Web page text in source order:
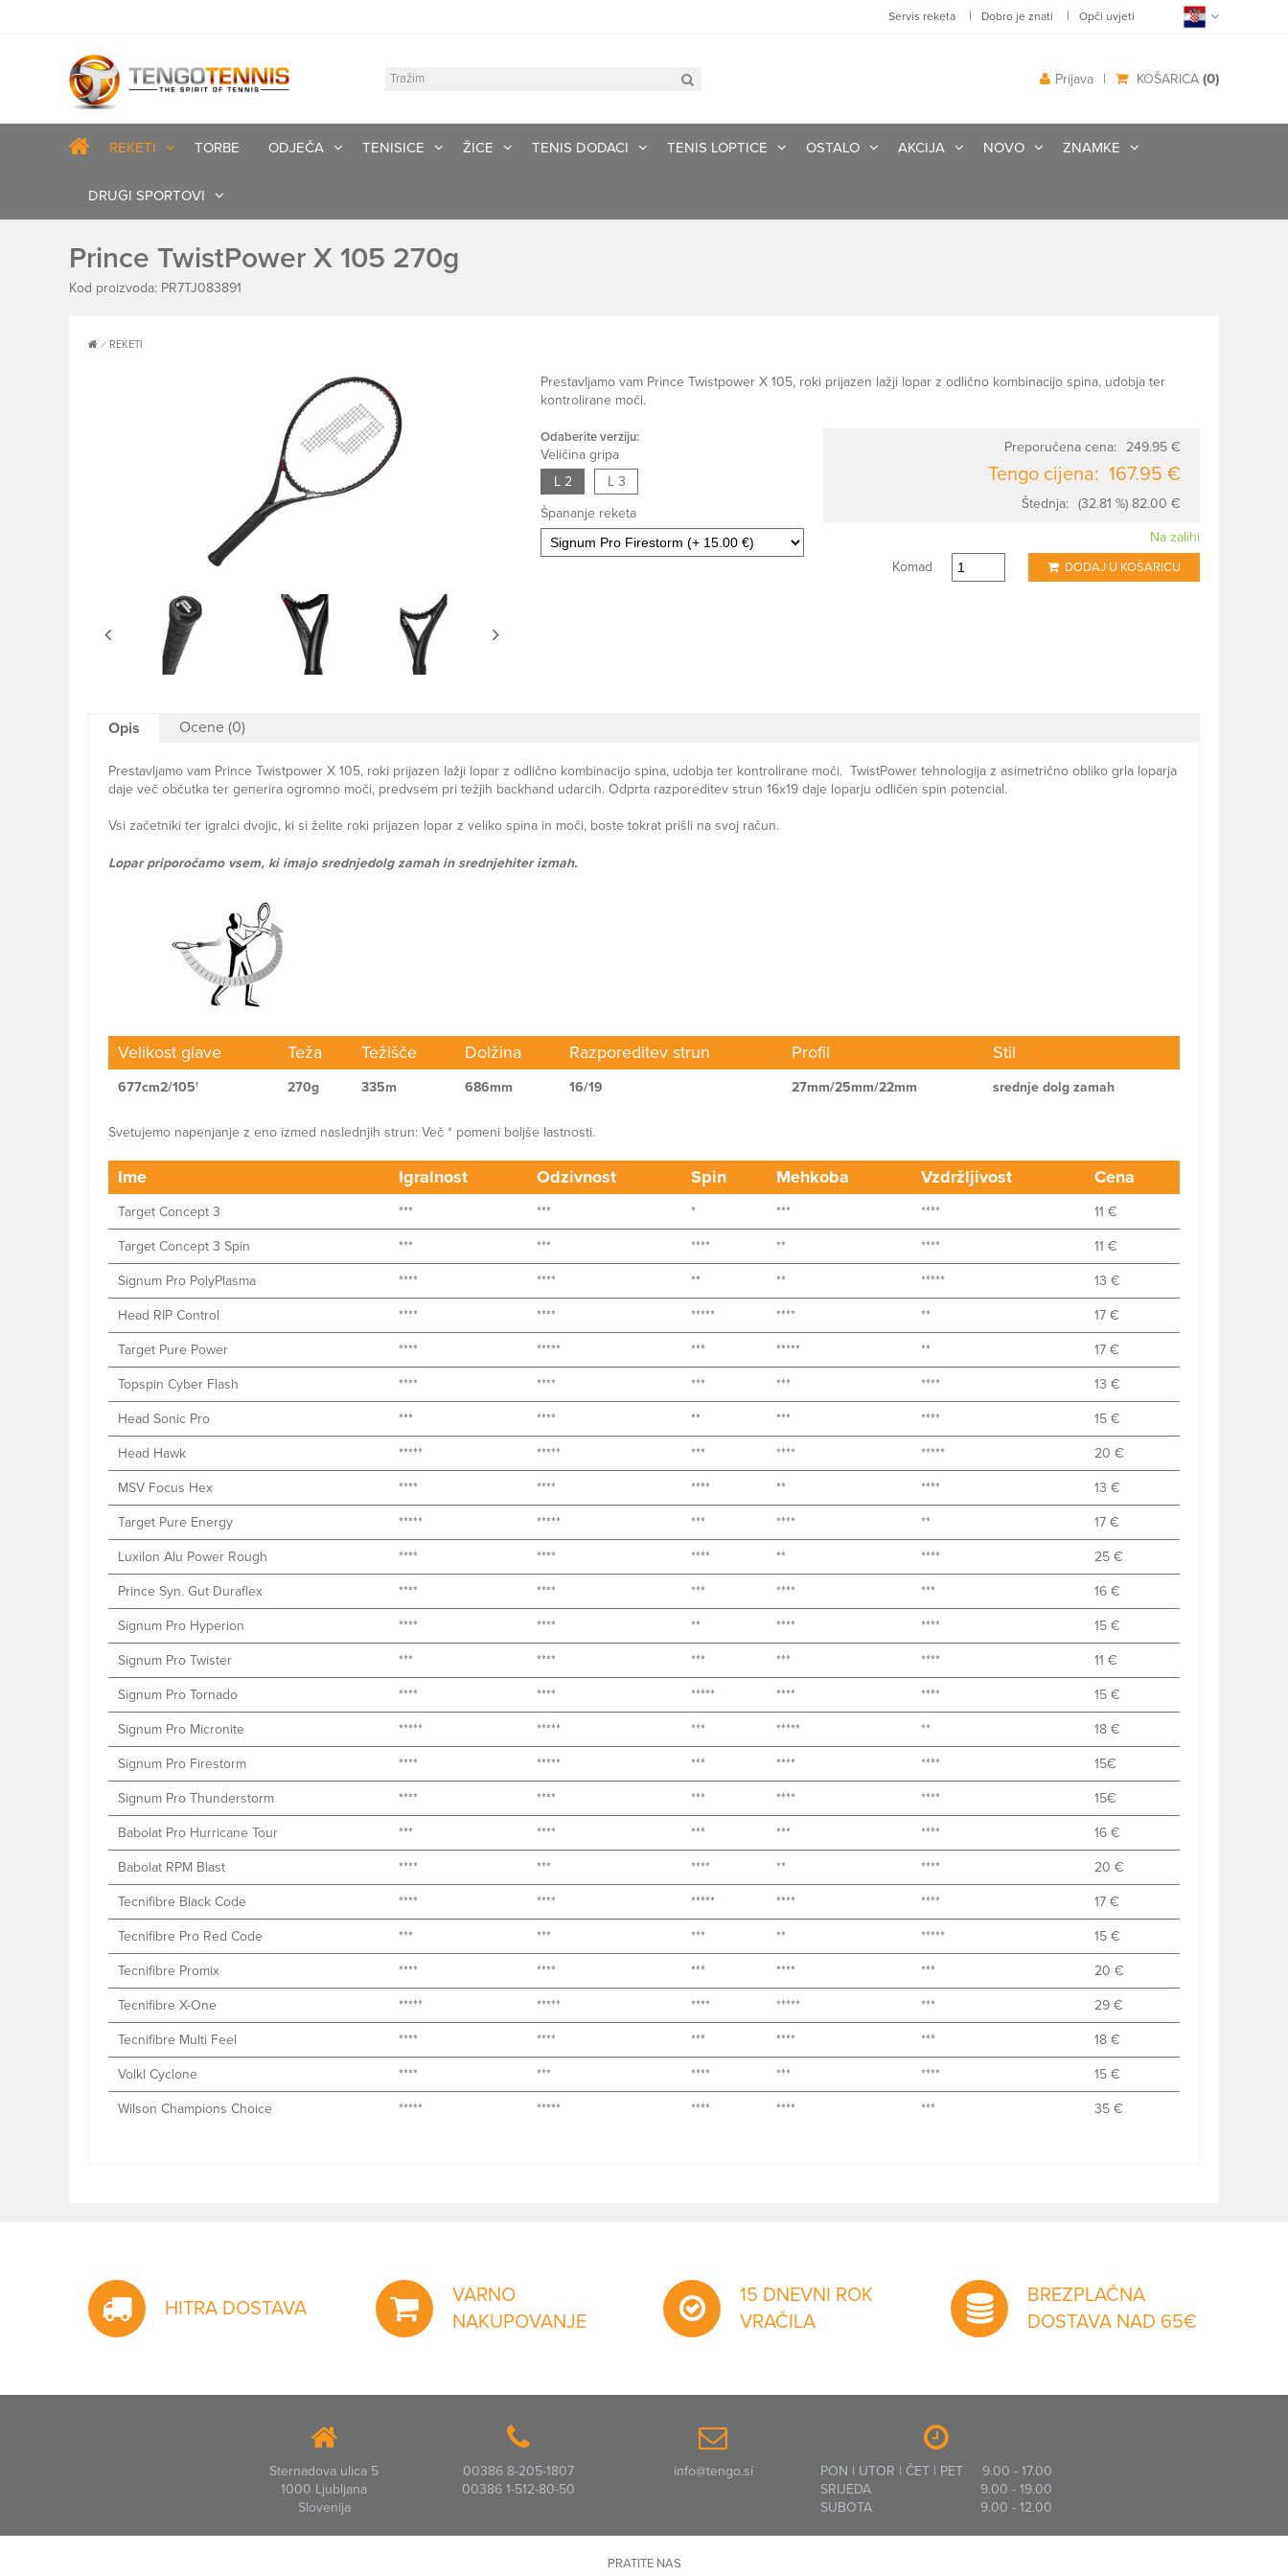
Servis reketa | Dobro je znati | Opči uvjeti
KOŠARICA (0)
|
Prijava
REKETI TORBE ODJEČA TENISICE ŽICE TENIS DODACI TENIS LOPTICE OSTALO AKCIJA NOVO ZNAMKE
DRUGI SPORTOVI
Prince TwistPower X 105 270g
Kod proizvoda: PR7TJ083891
REKETI
Prestavljamo vam Prince Twistpower X 105, roki prijazen lažji lopar z odlično kombinacijo spina, udobja ter
kontrolirane moči.
Odaberite verziju:
Veličina gripa
L 2
L 3
Špananje reketa
Preporučena cena: 249.95 €
Tengo cijena: 167.95 €
Štednja: (32.81 %) 82.00 €
Na zalihi
Komad
DODAJ U KOŠARICU
Opis Ocene (0)
Prestavljamo vam Prince Twistpower X 105, roki prijazen lažji lopar z odlično kombinacijo spina, udobja ter kontrolirane moči. TwistPower tehnologija z asimetrično obliko grla loparja
daje več občutka ter generira ogromno moči, predvsem pri težjih backhand udarcih. Odprta razporeditev strun 16x19 daje loparju odličen spin potencial.
Vsi začetniki ter igralci dvojic, ki si želite roki prijazen lopar z veliko spina in moči, boste tokrat prišli na svoj račun.
Lopar priporočamo vsem, ki imajo srednjedolg zamah in srednjehiter izmah.
Velikost glave Teža Težišče Dolžina Razporeditev strun Profil Stil
677cm2/105' 270g 335m 686mm 16/19 27mm/25mm/22mm srednje dolg zamah
Svetujemo napenjanje z eno izmed naslednjih strun: Več * pomeni boljše lastnosti.
Ime Igralnost Odzivnost Spin Mehkoba Vzdržljivost Cena
Target Concept 3 *** *** * *** **** 11 €
Target Concept 3 Spin *** *** **** ** **** 11 €
Signum Pro PolyPlasma **** **** ** ** ***** 13 €
Head RIP Control **** **** ***** **** ** 17 €
Target Pure Power **** ***** *** ***** ** 17 €
Topspin Cyber Flash **** **** *** *** **** 13 €
Head Sonic Pro *** **** ** *** **** 15 €
Head Hawk ***** ***** *** **** ***** 20 €
MSV Focus Hex **** **** **** ** **** 13 €
Target Pure Energy ***** ***** *** **** ** 17 €
Luxilon Alu Power Rough **** **** **** ** **** 25 €
Prince Syn. Gut Duraflex **** **** *** **** *** 16 €
Signum Pro Hyperion **** **** ** **** **** 15 €
Signum Pro Twister *** **** *** *** **** 11 €
Signum Pro Tornado **** **** ***** **** **** 15 €
Signum Pro Micronite ***** ***** *** ***** ** 18 €
Signum Pro Firestorm **** ***** *** **** **** 15€
Signum Pro Thunderstorm **** **** *** **** **** 15€
Babolat Pro Hurricane Tour *** **** *** *** **** 16 €
Babolat RPM Blast **** *** **** ** **** 20 €
Tecnifibre Black Code **** **** ***** **** **** 17 €
Tecnifibre Pro Red Code *** *** *** ** ***** 15 €
Tecnifibre Promix **** **** *** **** *** 20 €
Tecnifibre X-One ***** ***** **** ***** *** 29 €
Tecnifibre Multi Feel **** **** *** **** *** 18 €
Volkl Cyclone **** *** **** *** **** 15 €
Wilson Champions Choice ***** ***** **** **** *** 35 €
HITRA DOSTAVA
VARNO
NAKUPOVANJE
15 DNEVNI ROK
VRAČILA
BREZPLAČNA
DOSTAVA NAD 65€
Sternadova ulica 5
1000 Ljubljana
Slovenija
00386 8-205-1807
00386 1-512-80-50
info@tengo.si PON | UTOR | ČET | PET
9.00 - 17.00
SRIJEDA
9.00 - 19.00
SUBOTA
9.00 - 12.00
PRATITE NAS